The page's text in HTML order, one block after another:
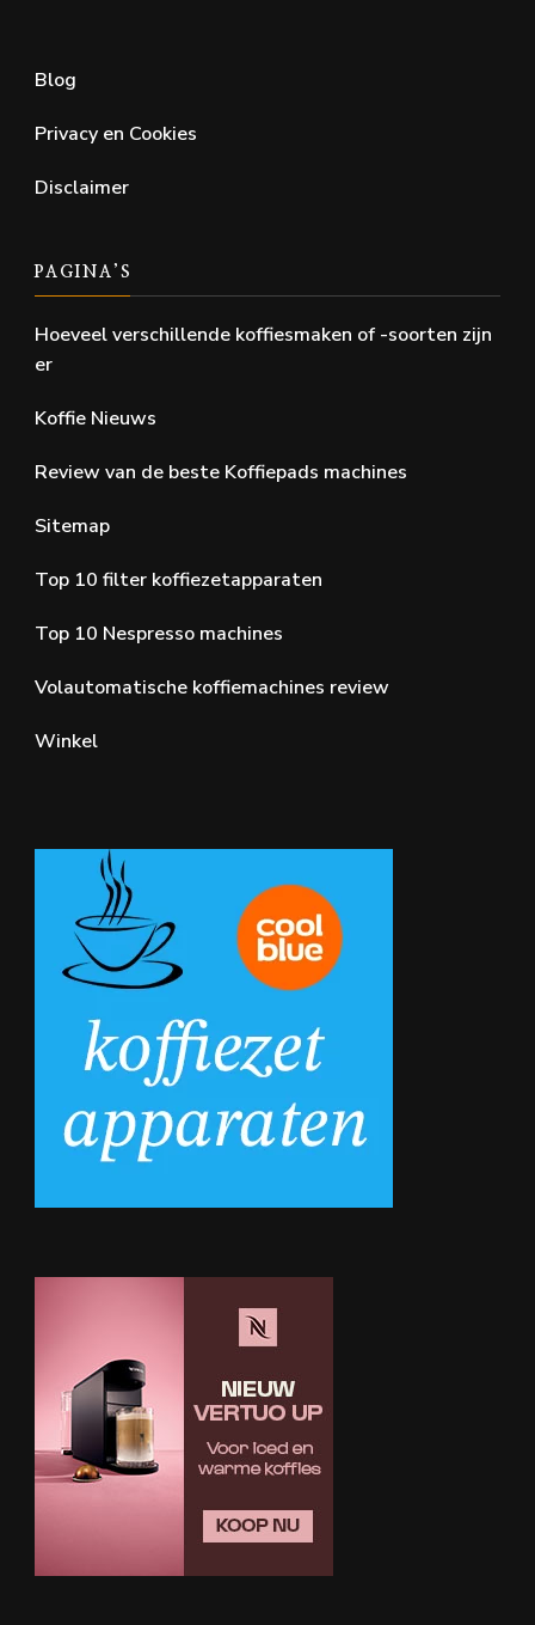
Blog
Privacy en Cookies
Disclaimer
PAGINA’S
Hoeveel verschillende koffiesmaken of -soorten zijn
er
Koffie Nieuws
Review van de beste Koffiepads machines
Sitemap
Top 10 filter koffiezetapparaten
Top 10 Nespresso machines
Volautomatische koffiemachines review
Winkel